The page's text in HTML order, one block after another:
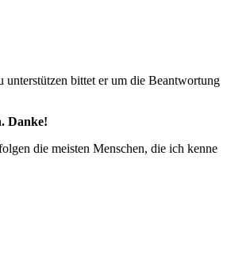
unterstützen bittet er um die Beantwortung
Danke!
die meisten Menschen, die ich kenne